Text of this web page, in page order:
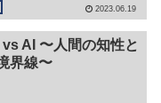
2023.06.19
AI 〜人間の知性と
界線〜